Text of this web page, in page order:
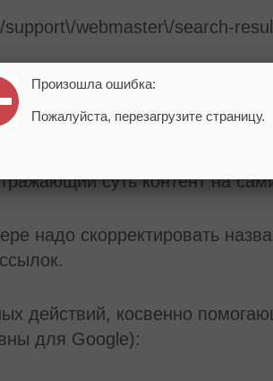
webmaster\/search-
с доступностью
с главной страницы;
суть анкоры ссылок
ы и теги title, meta
суть контент на
надо скорректировать
действий, косвенно
для Google):
Произошла ошибка:
Пожалуйста, перезагрузите страницу.